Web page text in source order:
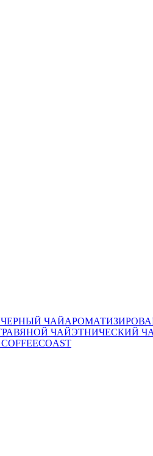
ЧЕРНЫЙ ЧАЙ
ЧАЙЭТНИЧЕСКИЙ